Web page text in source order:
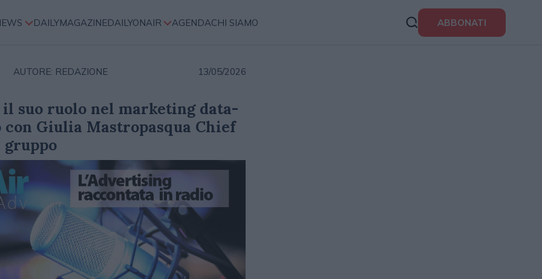
DAILYMAGAZINEDAILYONAIR AGENDACHI SIAMO ABBONATI
AUTORE: REDAZIONE 13/05/2026
suo ruolo nel marketing data-
Giulia Mastropasqua Chief
gruppo